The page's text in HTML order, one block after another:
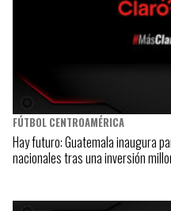
FÚTBOL CENTROAMÉRICA
Hay futuro: Guatemala inaugura
nacionales tras una inversión